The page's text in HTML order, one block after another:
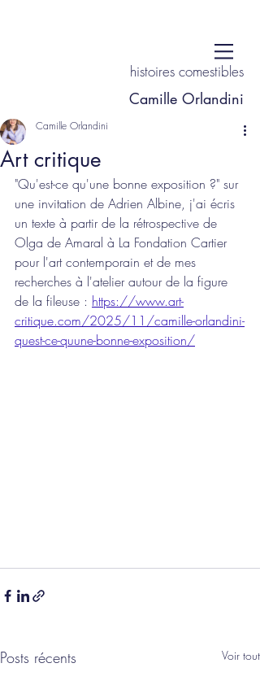
histoires comestibles
Camille Orlandini
Art critique
Camille Orlandini
"Qu'est-ce qu'une bonne exposition ?" sur
une invitation de Adrien Albine, j'ai écris
un texte à partir de la rétrospective de
Olga de Amaral à La Fondation Cartier
pour l'art contemporain et de mes
recherches à l'atelier autour de la figure
de la fileuse : https://www.art-
critique.com/2025/11/camille-orlandini-
quest-ce-quune-bonne-exposition/
Posts récents Voir tout